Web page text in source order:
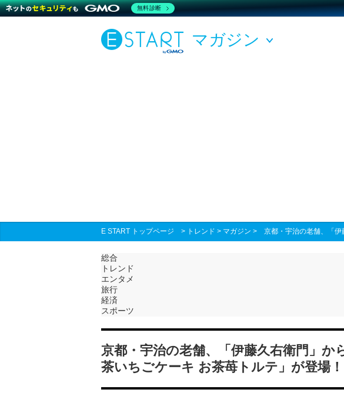
マガジン
E START トップページ > トレンド > マガジン > 京都・宇治の老舗、「伊
総合
トレンド
エンタメ
旅行
経済
スポーツ
京都・宇治の老舗、「伊藤久右衛門」か
茶いちごケーキ お茶苺トルテ」が登場！
無料診断